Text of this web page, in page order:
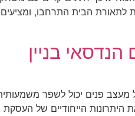
לתאורת הבית התרחבו,
בניין
מעצב פנים יכול לשפר
הייחודיים של